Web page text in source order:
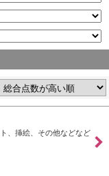
、挿絵、その他などなど